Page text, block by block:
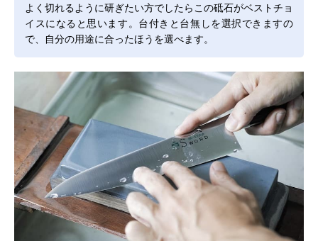
よく切れるように研ぎたい方でしたらこの砥石がベストチョ
イスになると思います。台付きと台無しを選択できますの
で、自分の用途に合ったほうを選べます。